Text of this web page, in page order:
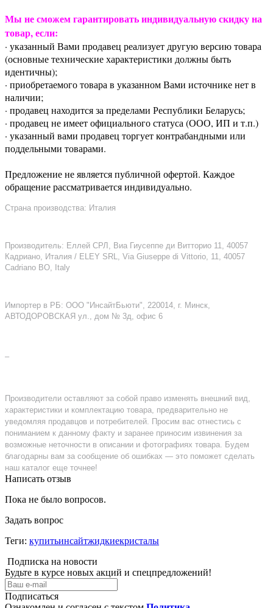
Мы не сможем гарантировать индивидуальную скидку на
товар, если:
· указанный Вами продавец реализует другую версию товара
(основные технические характеристики должны быть
идентичны);
· приобретаемого товара в указанном Вами источнике нет в
наличии;
· продавец находится за пределами Республики Беларусь;
· продавец не имеет официального статуса (ООО, ИП и т.п.)
· указанный вами продавец торгует контрабандными или
поддельными товарами.
Предложение не является публичной офертой. Каждое
обращение рассматривается индивидуально.
Страна производства: Италия
Производитель: Еллей СРЛ, Виа Гиусеппе ди Витторио 11, 40057
Кадриано, Италия / ELEY SRL, Via Giuseppe di Vittorio, 11, 40057
Cadriano BO, Italy
Импортер в РБ: ООО "ИнсайтБьюти", 220014, г. Минск,
АВТОДОРОВСКАЯ ул., дом № 3д, офис 6
–
Производители оставляют за собой право изменять внешний вид,
характеристики и комплектацию товара, предварительно не
уведомляя продавцов и потребителей. Просим вас отнестись с
пониманием к данному факту и заранее приносим извинения за
возможные неточности в описании и фотографиях товара. Будем
благодарны вам за сообщение об ошибках — это поможет сделать
наш каталог еще точнее!
Написать отзыв
Пока не было вопросов.
Задать вопрос
Теги: купитьинсайтжидкиекристалы
Подписка на новости
Будьте в курсе новых акций и спецпредложений!
Подписаться